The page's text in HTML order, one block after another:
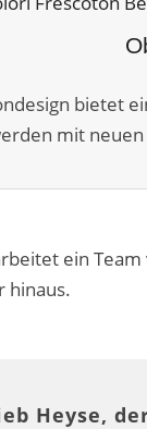
bietet
mit
ein
hinaus.
Heyse,